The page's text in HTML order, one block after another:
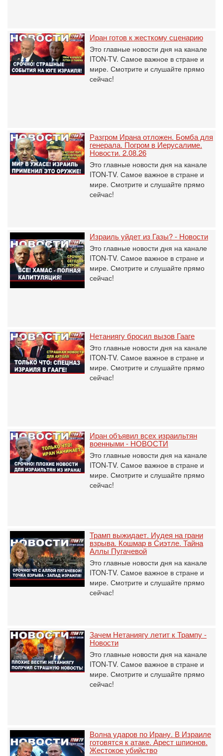
Иран готов к жесткому сценарию
Это главные новости дня на канале
ITON-TV. Самое важное в стране и
мире. Смотрите и слушайте прямо
сейчас!
Разгром Ирана отложен. Бомба для
генерала. Погром в Иерусалиме.
Новости. 2.08.26
Это главные новости дня на канале
ITON-TV. Самое важное в стране и
мире. Смотрите и слушайте прямо
сейчас!
Израиль уйдет из Газы? - Новости
Это главные новости дня на канале
ITON-TV. Самое важное в стране и
мире. Смотрите и слушайте прямо
сейчас!
Нетаниягу бросил вызов Гааге
Это главные новости дня на канале
ITON-TV. Самое важное в стране и
мире. Смотрите и слушайте прямо
сейчас!
Иран объявил всех израильтян
военными - НОВОСТИ
Это главные новости дня на канале
ITON-TV. Самое важное в стране и
мире. Смотрите и слушайте прямо
сейчас!
Трамп выжидает. Иудея на грани
взрыва. Кошмар в Сиэтле. Тайна
Аллы Пугачевой
Это главные новости дня на канале
ITON-TV. Самое важное в стране и
мире. Смотрите и слушайте прямо
сейчас!
Зачем Нетаниягу летит к Трампу -
Новости
Это главные новости дня на канале
ITON-TV. Самое важное в стране и
мире. Смотрите и слушайте прямо
сейчас!
Волна ударов по Ирану. В Израиле
готовятся к атаке. Арест шпионов.
Жестокое убийство